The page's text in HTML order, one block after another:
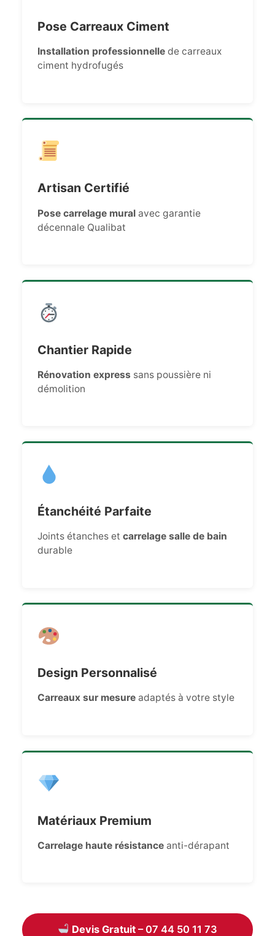
Pose Carreaux Ciment
Installation professionnelle de carreaux
ciment hydrofugés
Artisan Certifié
Pose carrelage mural avec garantie
décennale Qualibat
Chantier Rapide
Rénovation express sans poussière ni
démolition
Étanchéité Parfaite
Joints étanches etcarrelage salle de bain
durable
Design Personnalisé
Carreaux sur mesure adaptés à votre style
Matériaux Premium
Carrelage haute résistance anti-dérapant
Devis Gratuit– 07 44 50 11 73